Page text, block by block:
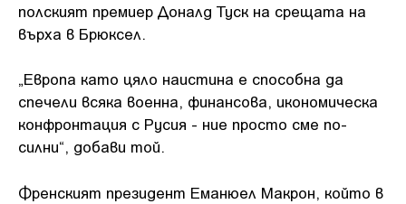
полският премиер Доналд Туск на срещата на
върха в Брюксел.
„Европа като цяло наистина е способна да
спечели всяка военна, финансова, икономическа
конфронтация с Русия - ние просто сме по-
силни“, добави той.
Френският президент Еманюел Макрон, който в